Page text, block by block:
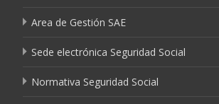
Area de Gestión SAE
Sede electrónica Seguridad Social
Normativa Seguridad Social